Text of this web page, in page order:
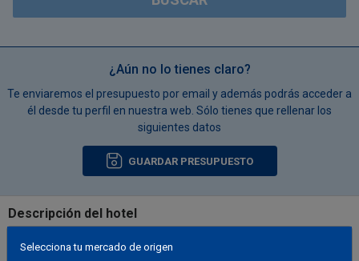
¿Aún no lo tienes claro?
Te enviaremos el presupuesto por email y además podrás acceder a
él desde tu perfil en nuestra web. Sólo tienes que rellenar los
siguientes datos
GUARDAR PRESUPUESTO
Descripción del hotel
amenities such as complimentary wireless Internet access.. Free
Selecciona tu mercado de origen